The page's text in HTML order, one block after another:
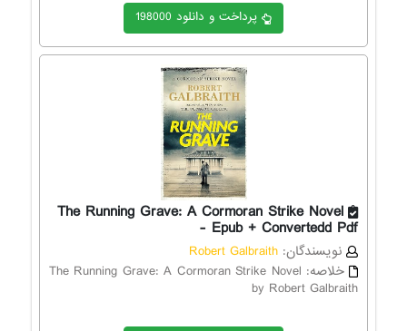
پرداخت و دانلود 198000
The Running Grave: A Cormoran Strike Novel
- Epub + Convertedd Pdf
نویسندگان: Robert Galbraith
خلاصه: The Running Grave: A Cormoran Strike Novel
by Robert Galbraith